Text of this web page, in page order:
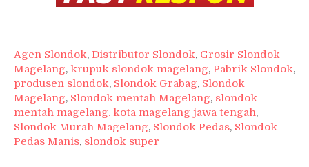
Agen Slondok, Distributor Slondok, Grosir Slondok
Magelang, krupuk slondok magelang, Pabrik Slondok,
produsen slondok, Slondok Grabag, Slondok
Magelang, Slondok mentah Magelang, slondok
mentah magelang. kota magelang jawa tengah,
Slondok Murah Magelang, Slondok Pedas, Slondok
Pedas Manis, slondok super